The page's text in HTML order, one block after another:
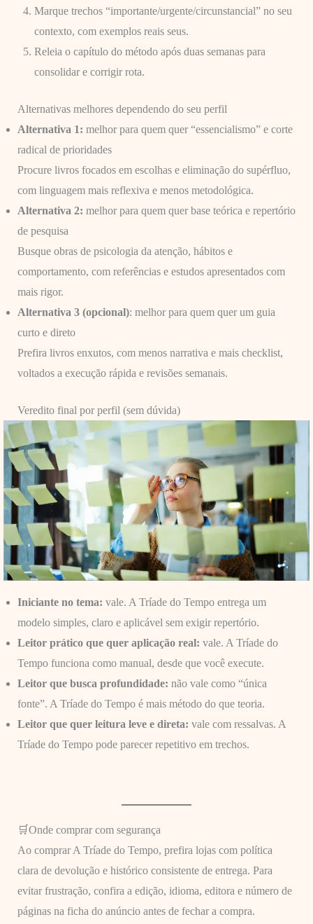
Marque trechos “importante/urgente/circunstancial” no seu
contexto, com exemplos reais seus.
Releia o capítulo do método após duas semanas para
consolidar e corrigir rota.
Alternativas melhores dependendo do seu perfil
Alternativa 1: melhor para quem quer “essencialismo” e corte
radical de prioridades
Procure livros focados em escolhas e eliminação do supérfluo,
com linguagem mais reflexiva e menos metodológica.
Alternativa 2: melhor para quem quer base teórica e repertório
de pesquisa
Busque obras de psicologia da atenção, hábitos e
comportamento, com referências e estudos apresentados com
mais rigor.
Alternativa 3 (opcional): melhor para quem quer um guia
curto e direto
Prefira livros enxutos, com menos narrativa e mais checklist,
voltados a execução rápida e revisões semanais.
Veredito final por perfil (sem dúvida)
Iniciante no tema: vale. A Tríade do Tempo entrega um
modelo simples, claro e aplicável sem exigir repertório.
Leitor prático que quer aplicação real: vale. A Tríade do
Tempo funciona como manual, desde que você execute.
Leitor que busca profundidade: não vale como “única
fonte”. A Tríade do Tempo é mais método do que teoria.
Leitor que quer leitura leve e direta: vale com ressalvas. A
Tríade do Tempo pode parecer repetitivo em trechos.
🛒Onde comprar com segurança
Ao comprar A Tríade do Tempo, prefira lojas com política
clara de devolução e histórico consistente de entrega. Para
evitar frustração, confira a edição, idioma, editora e número de
páginas na ficha do anúncio antes de fechar a compra.